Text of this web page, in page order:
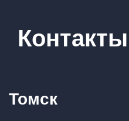
Контакты
Томск